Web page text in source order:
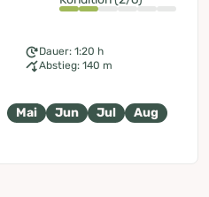
Dauer: 1:20 h
Abstieg: 140 m
Mai Jun Jul
Aug